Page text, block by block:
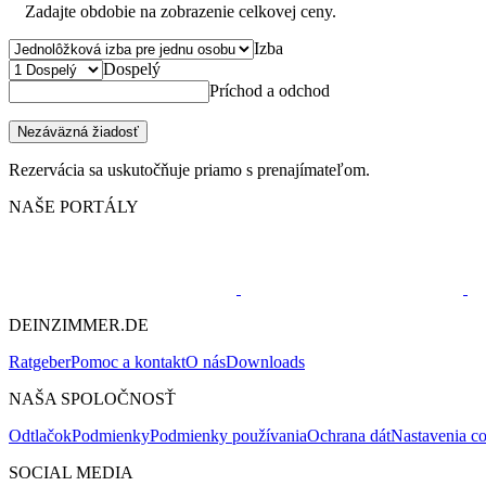
Zadajte obdobie na zobrazenie celkovej ceny.
Izba
Dospelý
Príchod a odchod
Nezáväzná žiadosť
Rezervácia sa uskutočňuje priamo s prenajímateľom.
NAŠE PORTÁLY
DEINZIMMER.DE
RatgeberPomoc a kontaktO násDownloads
NAŠA SPOLOČNOSŤ
OdtlačokPodmienkyPodmienky používaniaOchrana dátNastavenia
SOCIAL MEDIA